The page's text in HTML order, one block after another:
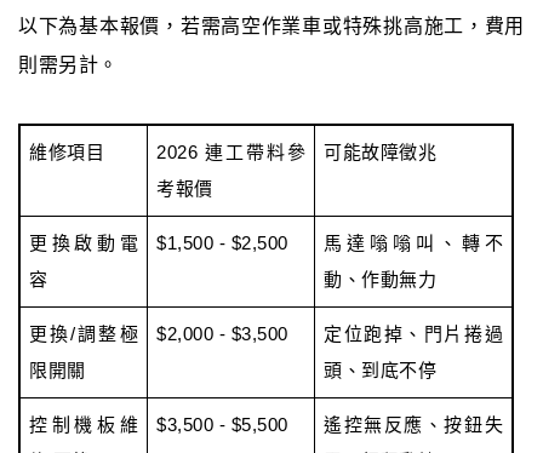
以下為基本報價，若需高空作業車或特殊挑高施工，費用
則需另計。
維修項目
2026 連工帶料參
考報價
可能故障徵兆
更換啟動電
容
$1,500 - $2,500
馬達嗡嗡叫、轉不
動、作動無力
更換/調整極
限開關
$2,000 - $3,500
定位跑掉、門片捲過
頭、到底不停
控制機板維
$3,500 - $5,500
遙控無反應、按鈕失